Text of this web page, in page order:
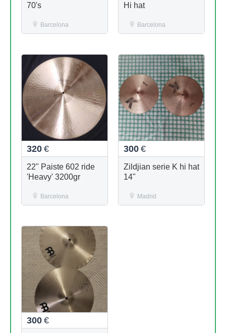
70's
Barcelona
Hi hat
Barcelona
320 €
22" Paiste 602 ride
'Heavy' 3200gr
Barcelona
300 €
Zildjian serie K hi hat
14"
Madrid
300 €